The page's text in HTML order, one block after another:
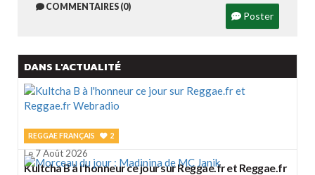
COMMENTAIRES (0)
Poster
DANS L'ACTUALITÉ
REGGAE FRANÇAIS 2
Le 7 Août 2026
Kultcha B à l'honneur ce jour sur Reggae.fr et Reggae.fr